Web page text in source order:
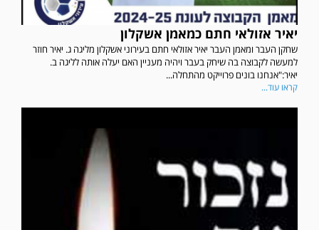
יאיר אזולאי חתם כמאמן אשקלון
שחקן העבר ומאמן העבר יאיר אזולאי חתם בעירוני אשקלון מליגה ג. יאיר חוזר
למעשה לקבוצה בה שיחק בעבר ויהיה מעניין האם יעלה אותה לליגה ב.
יאיר:"אנחנו בונים פרוייקט מהתחלה...
קראו עוד...